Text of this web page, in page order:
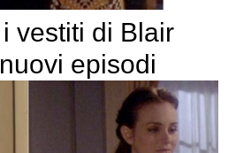
vestiti di Blair
episodi